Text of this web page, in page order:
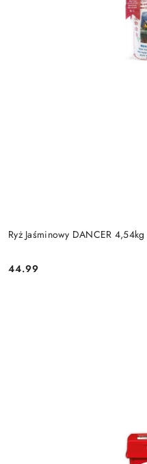
Ryż Jaśminowy DANCER 4,54kg
Cena:
44.99